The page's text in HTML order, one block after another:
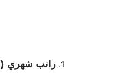
راتب شهري (375 دولار لطلبة الماجستير، 500 دولار لطلبة الدكتوراة).